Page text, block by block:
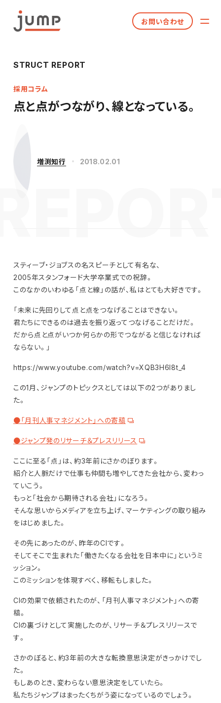
お問い合わせ
STRUCT REPORT
採用コラム
点と点がつながり、線となっている。
増渕知行 2018.02.01
スティーブ・ジョブスの名スピーチとして有名な、
2005年スタンフォード大学卒業式での祝辞。
このなかのいわゆる「点と線」の話が、私はとても大好きです。
「未来に先回りして点と点をつなげることはできない。
君たちにできるのは過去を振り返ってつなげることだけだ。
だから点と点がいつか何らかの形でつながると信じなければ
ならない。」
https://www.youtube.com/watch?v=XQB3H6I8t_4
この1月、ジャンプのトピックスとしては以下の2つがありまし
た。
●「月刊人事マネジメント」への寄稿
●ジャンプ発のリサーチ＆プレスリリース
ここに至る「点」は、約3年前にさかのぼります。
紹介と人脈だけで仕事も仲間も増やしてきた会社から、変わっ
ていこう。
もっと「社会から期待される会社」になろう。
そんな思いからメディアを立ち上げ、マーケティングの取り組み
をはじめました。
その先にあったのが、昨年のCIです。
そしてそこで生まれた「働きたくなる会社を日本中に」というミ
ッション。
このミッションを体現すべく、移転もしました。
CIの効果で依頼されたのが、「月刊人事マネジメント」への寄
稿。
CIの裏づけとして実施したのが、リサーチ＆プレスリリースで
す。
さかのぼると、約3年前の大きな転換意思決定がきっかけでし
た。
もしあのとき、変わらない意思決定をしていたら。
私たちジャンプはまったくちがう姿になっているのでしょう。